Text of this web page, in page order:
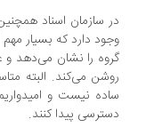
سازمان اسناد همچنین راجع
دارد که بسیار مهم است
را نشان می‌دهد و علت
می‌کند. البته متاسفانه
نیست و امیدواریم
پیدا کنند.